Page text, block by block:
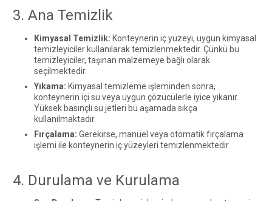
3. Ana Temizlik
Kimyasal Temizlik: Konteynerin iç yüzeyi, uygun kimyasal
temizleyiciler kullanılarak temizlenmektedir. Çünkü bu
temizleyiciler, taşınan malzemeye bağlı olarak
seçilmektedir.
Yıkama: Kimyasal temizleme işleminden sonra,
konteynerin içi su veya uygun çözücülerle iyice yıkanır.
Yüksek basınçlı su jetleri bu aşamada sıkça
kullanılmaktadır.
Fırçalama: Gerekirse, manuel veya otomatik fırçalama
işlemi ile konteynerin iç yüzeyleri temizlenmektedir.
4. Durulama ve Kurulama